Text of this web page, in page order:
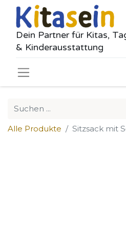
Dein Partner für Kitas,
& Kinderausstattung
Alle Produkte Sitzsack mit